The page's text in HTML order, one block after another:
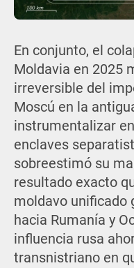
En conjunto, el
Moldavia en 2025
irreversible del
Moscú en la
instrumentalizar
enclaves
sobreestimó su
resultado exacto
moldavo unificado
hacia Rumanía y
influencia rusa
transnistriano en